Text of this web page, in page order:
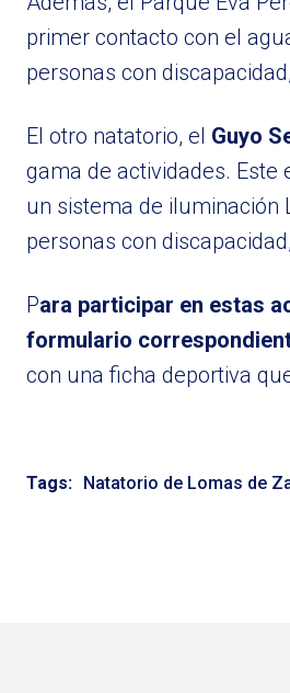
primer contacto con el
personas con
El otro natatorio, el Guyo
gama de actividades.
un sistema de iluminación
personas con
Para participar en estas
formulario
con una ficha deportiva
Tags: Natatorio de Lomas de